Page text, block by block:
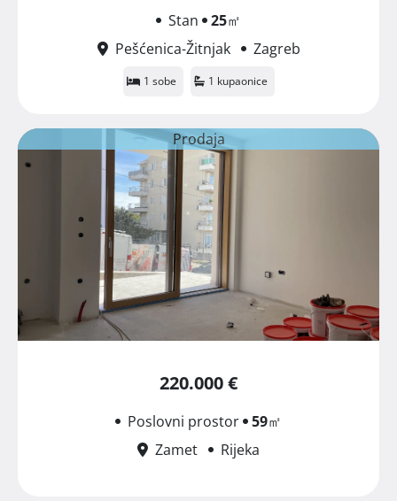
Stan 25㎡
Pešćenica-Žitnjak
Zagreb
1 sobe 1 kupaonice
Prodaja
220.000 €
Poslovni prostor 59㎡
Zamet
Rijeka